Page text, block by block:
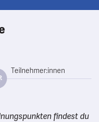
Teilnehmer:innen
findest du